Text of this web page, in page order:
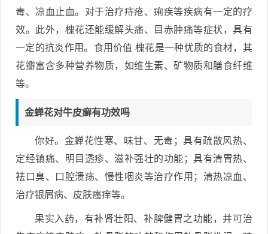
毒、凉血止血。对于治疗痔疮、痢疾等疾病有一定的疗
效。此外，槐花还能缓解头痛、目赤肿痛等症状，具有
一定的抗炎作用。食用价值 槐花是一种优质的食材，其
花瓣富含多种营养物质，如维生素、矿物质和膳食纤维
等。
金蝉花对牛皮癣有功效吗
你好。金蝉花性寒、味甘、无毒；具有疏散风热、
定经镇痛、明目透疹、滋补强壮的功能；具有清胃热、
祛口臭、口腔溃疡、慢性咽炎等治疗作用；清热凉血、
治疗银屑病、皮肤瘙痒等。
果实入药，有补肾壮阳、补脾健胃之功能，并可治